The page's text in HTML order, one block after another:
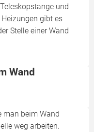
und
gibt es
Stelle einer Wand
Wand
man beim Wand
weg arbeiten.